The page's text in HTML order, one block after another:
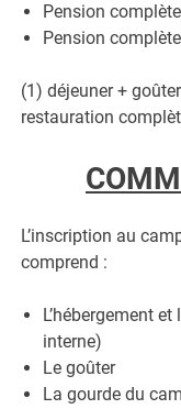
Pension
(1) déjeuner +
restauration
L’inscription au
comprend :
L’hébergement
interne)
Le goûter
La gourde du